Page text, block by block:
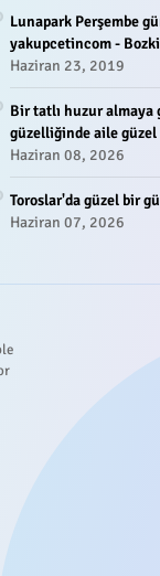
Lunapark Perşembe
yakupcetincom -
Haziran 23, 2019
Bir tatlı huzur almaya
güzelliğinde aile
Haziran 08, 2026
Toroslar'da güzel bir
Haziran 07, 2026